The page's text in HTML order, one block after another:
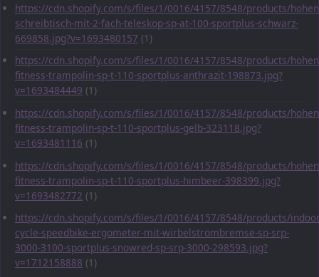
https://cdn.shopify.com/s/files/1/0016/4157/8548/products/
schreibtisch-mit-2-fach-teleskop-sp-at-100-sportplus-schwarz-
669858.jpg?v=1693480157 (1)
https://cdn.shopify.com/s/files/1/0016/4157/8548/products/
fitness-trampolin-sp-t-110-sportplus-anthrazit-198873.jpg?
v=1693484449 (1)
https://cdn.shopify.com/s/files/1/0016/4157/8548/products/
fitness-trampolin-sp-t-110-sportplus-gelb-323118.jpg?
v=1693481116 (1)
https://cdn.shopify.com/s/files/1/0016/4157/8548/products/
fitness-trampolin-sp-t-110-sportplus-himbeer-398399.jpg?
v=1693482772 (1)
https://cdn.shopify.com/s/files/1/0016/4157/8548/products/
cycle-speedbike-ergometer-mit-wirbelstrombremse-sp-srp-
3000-3100-sportplus-snowred-sp-srp-3000-298593.jpg?
v=1712158888 (1)